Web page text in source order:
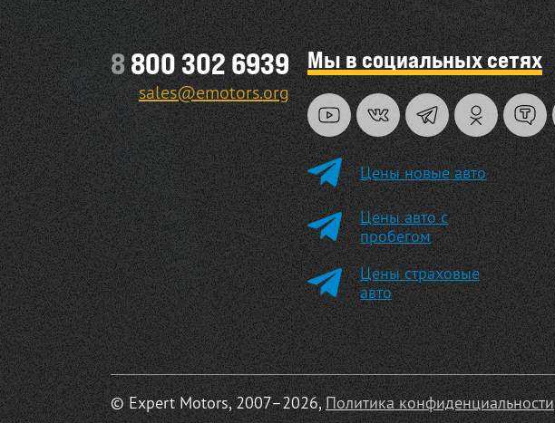
8800 302 6939
sales@emotors.org
Мы в социальных сетях
Цены новые авто
Цены авто с
пробегом
Цены страховые
авто
© Expert Motors, 2007–2026,Политика конфиденциальности